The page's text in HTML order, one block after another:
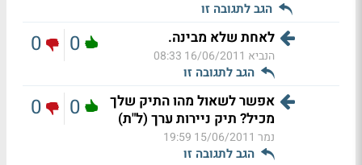
הגב לתגובה זו
לאחת שלא מבינה.
הנביא 16/06/2011 08:33
הגב לתגובה זו
0
0
אפשר לשאול מהו התיק שלך
מכיל? תיק ניירות ערך (ל"ת)
נמר 15/06/2011 19:59
הגב לתגובה זו
0
0